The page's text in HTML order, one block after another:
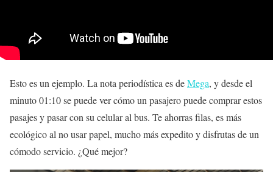
Esto es un ejemplo. La nota periodística es deMega, y desde el
minuto 01:10 se puede ver cómo un pasajero puede comprar estos
pasajes y pasar con su celular al bus. Te ahorras filas, es más
ecológico al no usar papel, mucho más expedito y disfrutas de un
cómodo servicio. ¿Qué mejor?